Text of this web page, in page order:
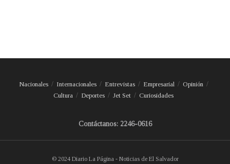
Nacionales Internacionales Entrevistas Empresarial
Opinión
Cultura
Deportes Jet Set Curiosidades
Contáctanos: 2246-0616
© 2024 Diario La Página - Noticias de El Salvador